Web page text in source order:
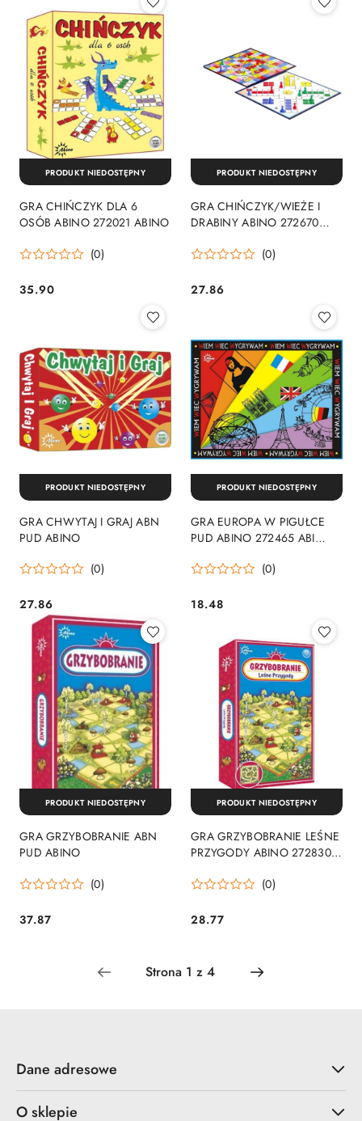
GRA CHIŃCZYK DLA 6
OSÓB ABINO 272021 ABINO
(0)
Cena:
35.90
PRODUKT NIEDOSTĘPNY
GRA CHIŃCZYK/WIEŻE I
DRABINY ABINO 272670
(0)
Cena:
27.86
PRODUKT NIEDOSTĘPNY
GRA CHWYTAJ I GRAJ ABN
PUD ABINO
(0)
Cena:
27.86
PRODUKT NIEDOSTĘPNY
GRA EUROPA W PIGUŁCE
PUD ABINO 272465 ABI
(0)
Cena:
18.48
PRODUKT NIEDOSTĘPNY
GRA GRZYBOBRANIE ABN
PUD ABINO
(0)
Cena:
37.87
PRODUKT NIEDOSTĘPNY
GRA GRZYBOBRANIE LEŚNE
PRZYGODY ABINO 272830
(0)
Cena:
28.77
PRODUKT NIEDOSTĘPNY
Dane adresowe
O sklepie